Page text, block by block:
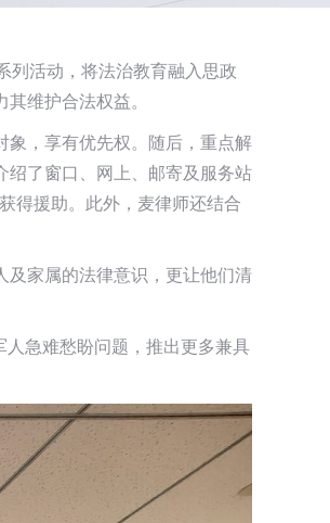
列活动，将法治教育融入思政
维护合法权益。​
象，享有优先权。随后，重点解
绍了窗口、网上、邮寄及服务站
得援助。此外，麦律师还结合
及家属的法律意识，更让他们清
人急难愁盼问题，推出更多兼具